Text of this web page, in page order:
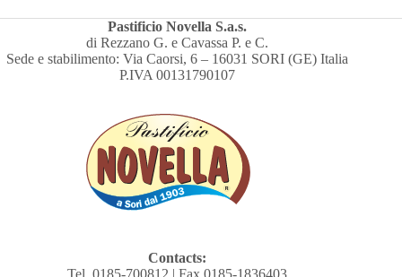
Pastificio Novella S.a.s.
di Rezzano G. e Cavassa P. e C.
Sede e stabilimento: Via Caorsi, 6 – 16031 SORI (GE) Italia
P.IVA 00131790107
Contacts: